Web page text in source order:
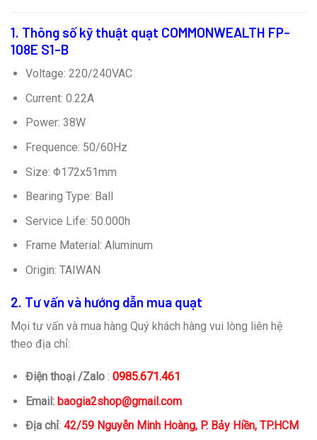
1. Thông số kỹ thuật quạt COMMONWEALTH FP-
108E S1-B
Voltage: 220/240VAC
Current: 0.22A
Power: 38W
Frequence: 50/60Hz
Size: Φ172x51mm
Bearing Type: Ball
Service Life: 50.000h
Frame Material: Aluminum
Origin: TAIWAN
2. Tư vấn và hướng dẫn mua quạt
Mọi tư vấn và mua hàng Quý khách hàng vui lòng liên hệ
theo địa chỉ:
Điện thoại /Zalo: 0985.671.461
Email: baogia2shop@gmail.com
Địa chỉ: 42/59 Nguyễn Minh Hoàng, P. Bảy Hiền, TP.HCM